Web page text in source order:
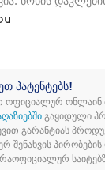
პატენტებს!
ოფიციალურ ონლაინ
გაყიდული
გარანტიას
შენახვის
საიტებზე